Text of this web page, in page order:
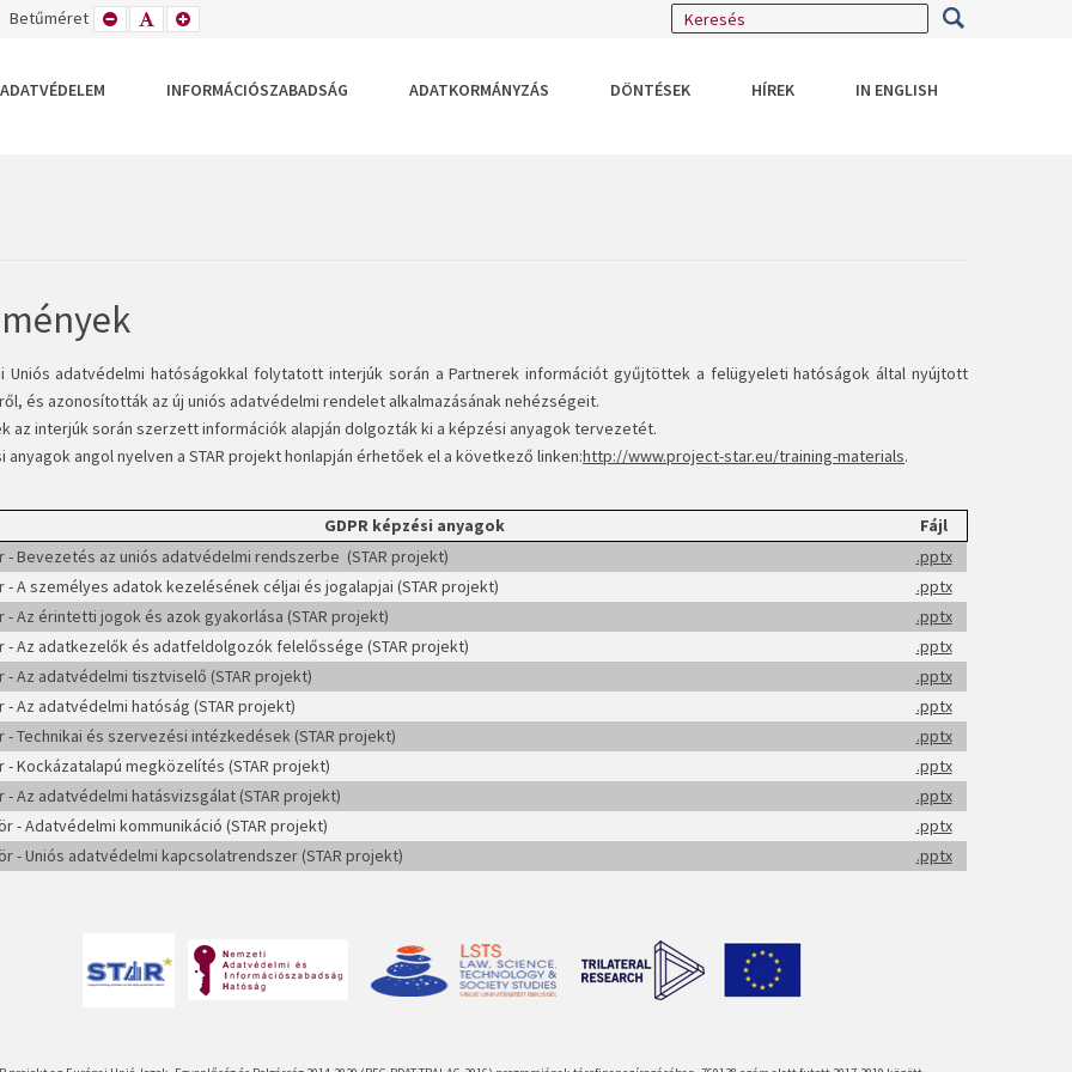
Betűméret KISEBB
BETŰTÍPUS
ALAPÉRTELMEZETT
BETŰMÉRET
NAGYOBB
BETŰMÉRET
ADATVÉDELEM INFORMÁCIÓSZABADSÁG ADATKORMÁNYZÁS DÖNTÉSEK HÍREK IN ENGLISH
Uniós adatvédelmi hatóságokkal folytatott interjúk során a Partnerek információt gyűjtöttek a felügyeleti hatóságok által nyújtott
és azonosították az új uniós adatvédelmi rendelet alkalmazásának nehézségeit.
az interjúk során szerzett információk alapján dolgozták ki a képzési anyagok tervezetét.
anyagok angol nyelven a STAR projekt honlapján érhetőek el a következő linken:http://www.project-star.eu/training-materials.
GDPR képzési anyagok
Fájl
- Bevezetés az uniós adatvédelmi rendszerbe (STAR projekt)
.pptx
- A személyes adatok kezelésének céljai és jogalapjai (STAR projekt)
.pptx
- Az érintetti jogok és azok gyakorlása (STAR projekt)
.pptx
- Az adatkezelők és adatfeldolgozók felelőssége (STAR projekt)
.pptx
- Az adatvédelmi tisztviselő (STAR projekt)
.pptx
- Az adatvédelmi hatóság (STAR projekt)
.pptx
- Technikai és szervezési intézkedések (STAR projekt)
.pptx
- Kockázatalapú megközelítés (STAR projekt)
.pptx
- Az adatvédelmi hatásvizsgálat (STAR projekt)
.pptx
- Adatvédelmi kommunikáció (STAR projekt)
.pptx
- Uniós adatvédelmi kapcsolatrendszer (STAR projekt)
.pptx